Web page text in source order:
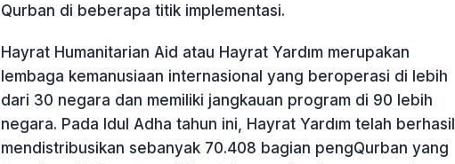
Qurban di beberapa titik implementasi.
Hayrat Humanitarian Aid atau Hayrat Yardım merupakan
lembaga kemanusiaan internasional yang beroperasi di lebih
dari 30 negara dan memiliki jangkauan program di 90 lebih
negara. Pada Idul Adha tahun ini, Hayrat Yardım telah berhasil
mendistribusikan sebanyak 70.408 bagian pengQurban yang